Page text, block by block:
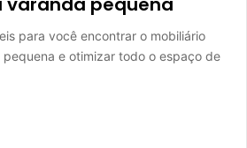
para você encontrar o mobiliário
e otimizar todo o espaço de